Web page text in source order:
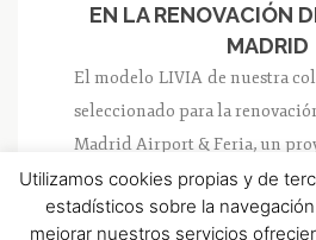
EN LA RENOVACIÓN
MADRID
El modelo LIVIA de nuestra
seleccionado para la
Madrid Airport & Feria, un
por ACCOR Invest. Este hotel,
a IFEMA Madrid, se está...
Utilizamos cookies propias y de
estadísticos sobre la
mejorar nuestros servicios